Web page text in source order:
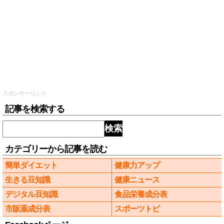
スポンサーリンク
記事を検索する
検索
カテゴリーから記事を読む
簡単ダイエット
健康力アップ
生きる豆知識
健康ニュース
デジタル豆知識
食品栄養成分表
市販薬成分表
スポーツトピ